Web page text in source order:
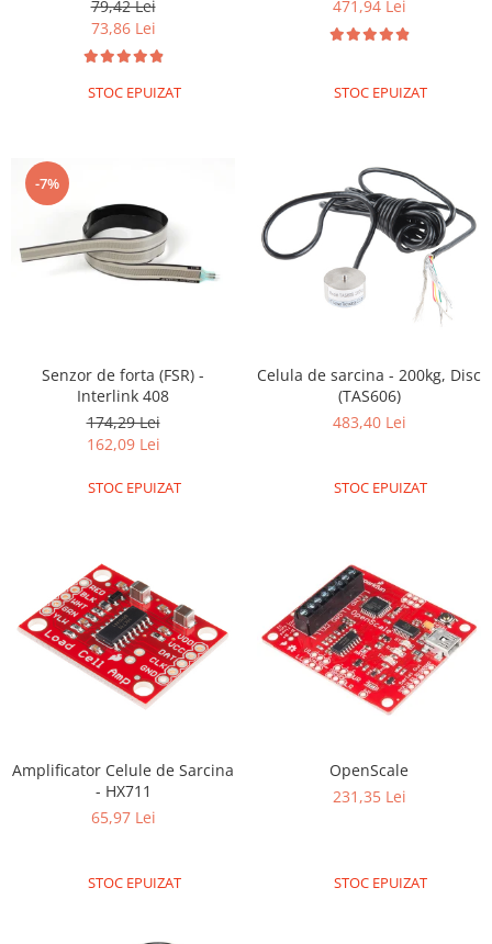
79,42 Lei
73,86 Lei
STOC EPUIZAT
471,94 Lei
STOC EPUIZAT
-7%
Senzor de forta (FSR) -
Interlink 408
174,29 Lei
162,09 Lei
STOC EPUIZAT
Celula de sarcina - 200kg, Disc
(TAS606)
483,40 Lei
STOC EPUIZAT
Amplificator Celule de Sarcina
- HX711
65,97 Lei
STOC EPUIZAT
OpenScale
231,35 Lei
STOC EPUIZAT